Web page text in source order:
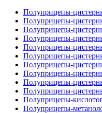
Полуприцепы-
Полуприцепы-
Полуприцепы-
Полуприцепы-
Полуприцепы-
Полуприцепы-
Полуприцепы-
Полуприцепы-
Полуприцепы-
Полуприцепы-
Полуприцепы-
Полуприцепы-